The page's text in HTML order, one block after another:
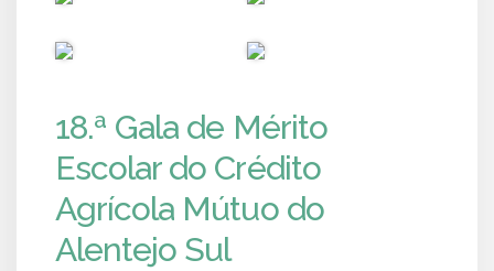
18.ª Gala de Mérito
Escolar do Crédito
Agrícola Mútuo do
Alentejo Sul